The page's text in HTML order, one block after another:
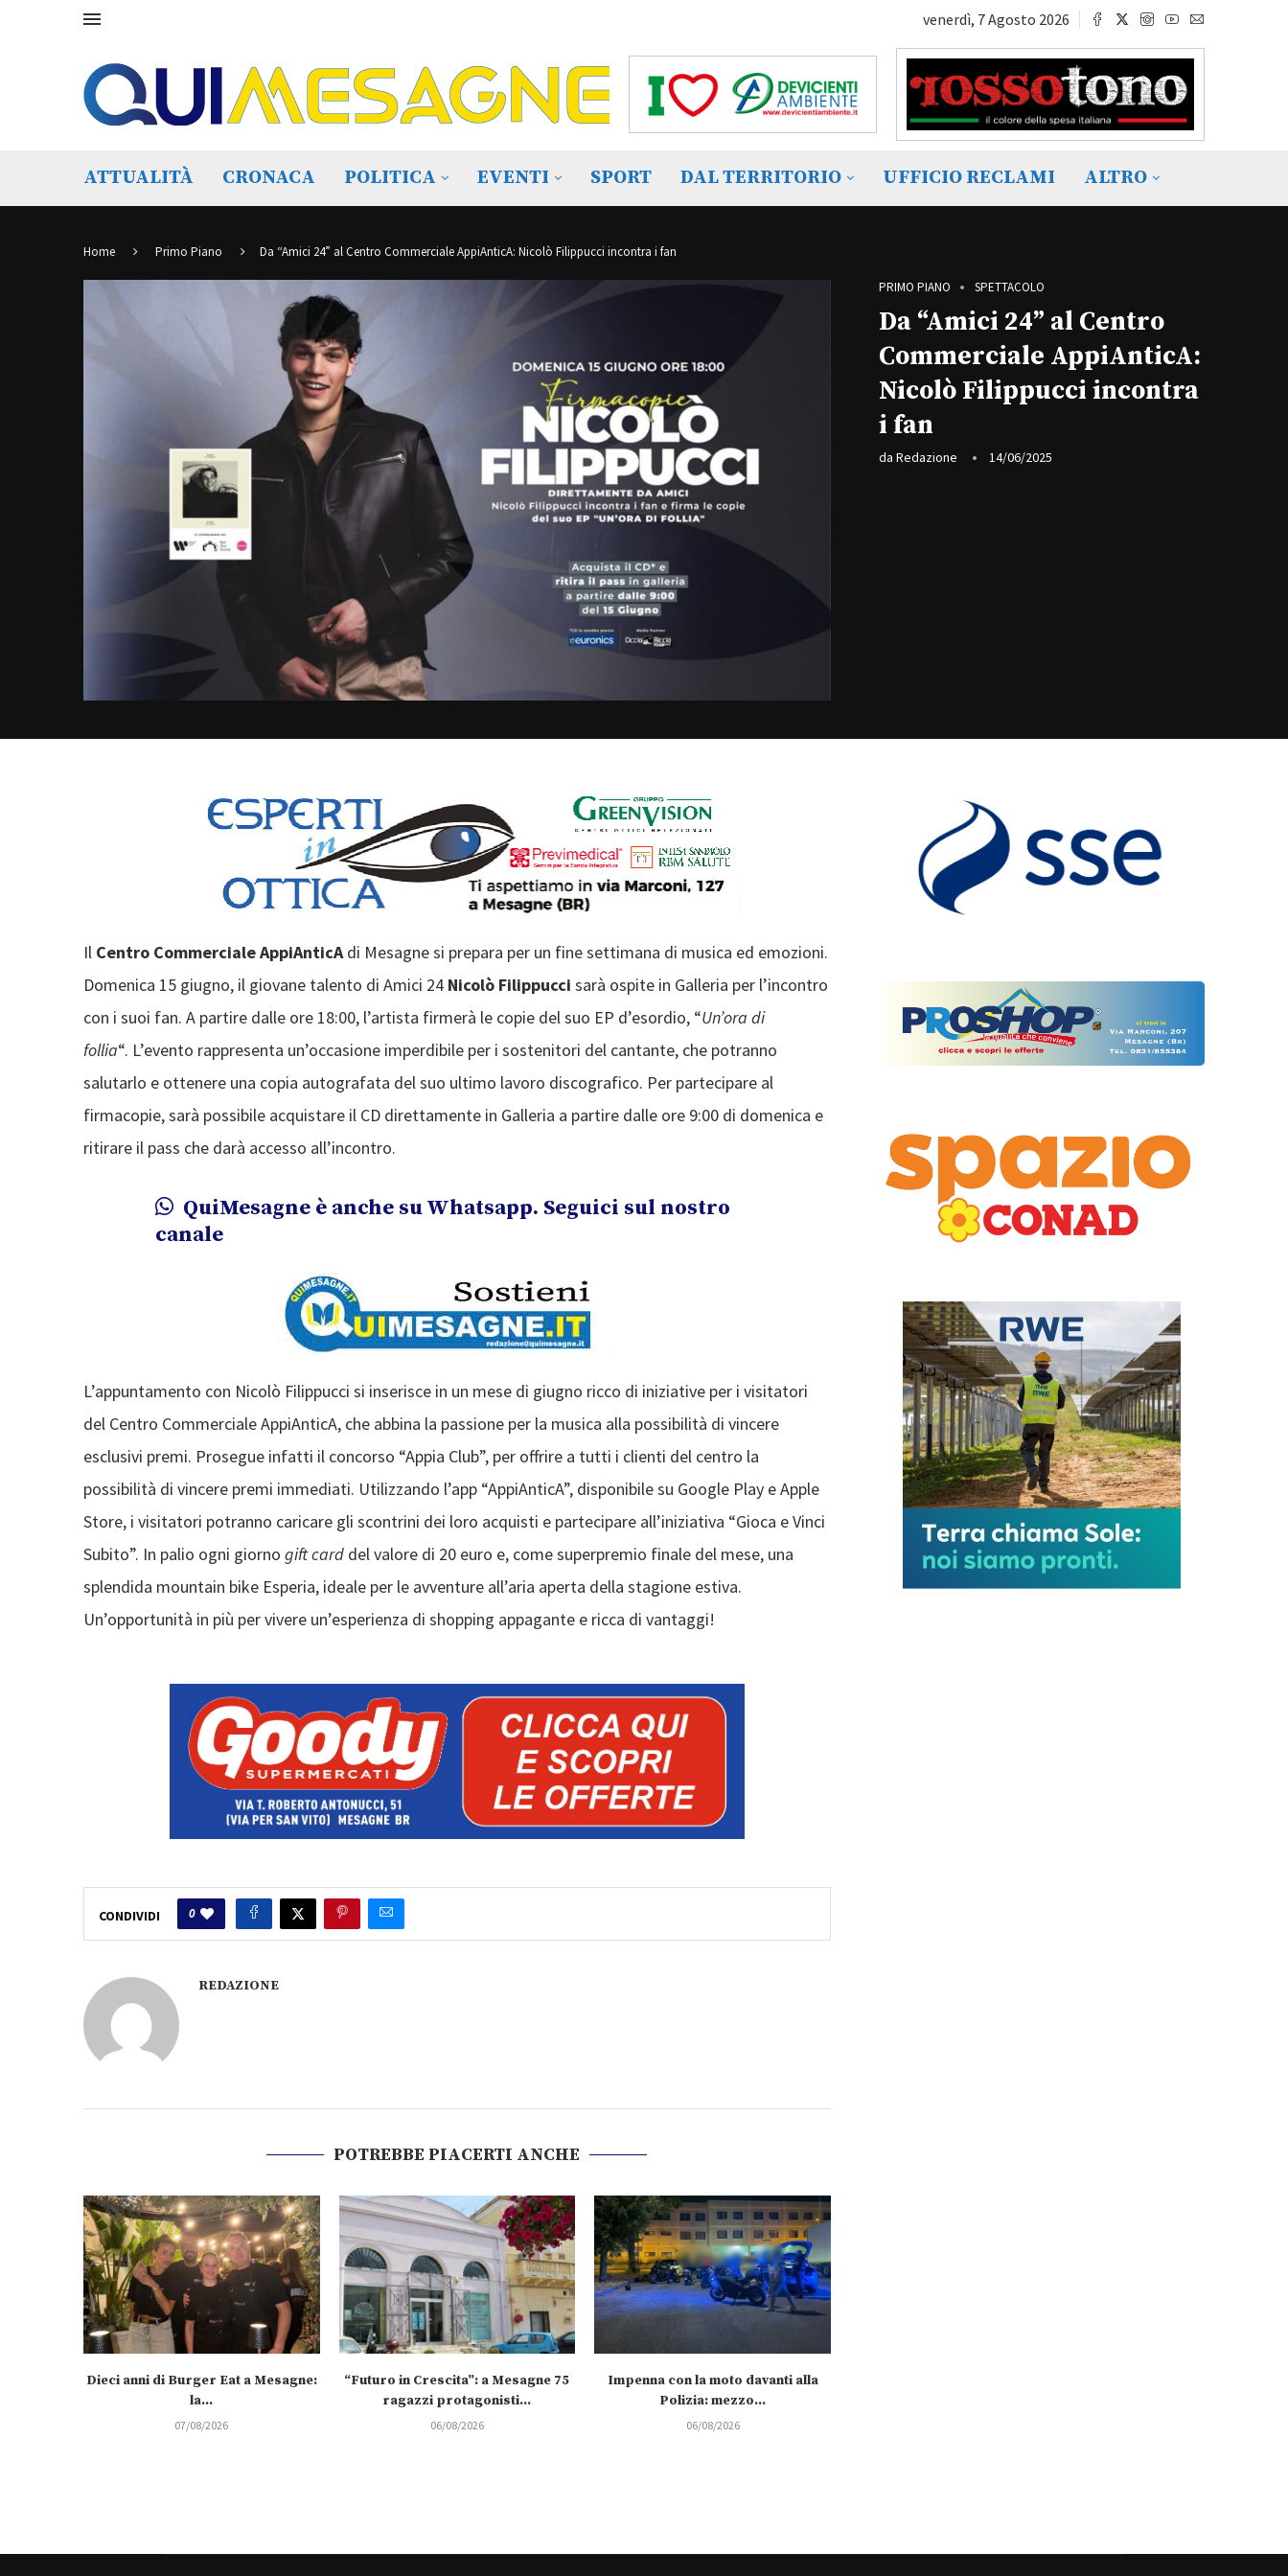
venerdì, 7 Agosto 2026
ATTUALITÀ CRONACA POLITICA EVENTI SPORT DAL TERRITORIO UFFICIO RECLAMI ALTRO
Home Primo Piano Da “Amici 24” al Centro Commerciale AppiAnticA: Nicolò Filippucci incontra i fan
PRIMO PIANO SPETTACOLO
Da “Amici 24” al Centro
Commerciale AppiAnticA:
Nicolò Filippucci incontra
i fan
da Redazione 14/06/2025
Il Centro Commerciale AppiAnticA di Mesagne si prepara per un fine settimana di musica ed emozioni.
Domenica 15 giugno, il giovane talento di Amici 24 Nicolò Filippucci sarà ospite in Galleria per l’incontro
con i suoi fan. A partire dalle ore 18:00, l’artista firmerà le copie del suo EP d’esordio, “Un’ora di
follia“. L’evento rappresenta un’occasione imperdibile per i sostenitori del cantante, che potranno
salutarlo e ottenere una copia autografata del suo ultimo lavoro discografico. Per partecipare al
firmacopie, sarà possibile acquistare il CD direttamente in Galleria a partire dalle ore 9:00 di domenica e
ritirare il pass che darà accesso all’incontro.
QuiMesagne è anche su Whatsapp. Seguici sul nostro
canale
L’appuntamento con Nicolò Filippucci si inserisce in un mese di giugno ricco di iniziative per i visitatori
del Centro Commerciale AppiAnticA, che abbina la passione per la musica alla possibilità di vincere
esclusivi premi. Prosegue infatti il concorso “Appia Club”, per offrire a tutti i clienti del centro la
possibilità di vincere premi immediati. Utilizzando l’app “AppiAnticA”, disponibile su Google Play e Apple
Store, i visitatori potranno caricare gli scontrini dei loro acquisti e partecipare all’iniziativa “Gioca e Vinci
Subito”. In palio ogni giorno gift card del valore di 20 euro e, come superpremio finale del mese, una
splendida mountain bike Esperia, ideale per le avventure all’aria aperta della stagione estiva.
Un’opportunità in più per vivere un’esperienza di shopping appagante e ricca di vantaggi!
CONDIVIDI 0
REDAZIONE
POTREBBE PIACERTI ANCHE
Dieci anni di Burger Eat a Mesagne:
la...
07/08/2026
“Futuro in Crescita”: a Mesagne 75
ragazzi protagonisti...
06/08/2026
Impenna con la moto davanti alla
Polizia: mezzo...
06/08/2026